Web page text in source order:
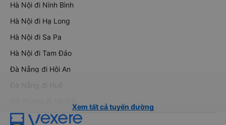
Hà Nội đi Ninh Bình
Hà Nội đi Hạ Long
Hà Nội đi Sa Pa
Hà Nội đi Tam Đảo
Đà Nẵng đi Hội An
Đà Nẵng đi Huế
Xem tất cả tuyến đường